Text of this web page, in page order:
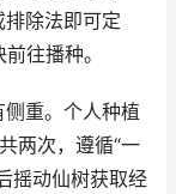
除法即可定
往播种。
重。个人种植
两次，遵循“一
摇动仙树获取经